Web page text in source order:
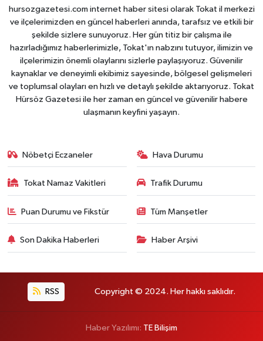
hursozgazetesi.com internet haber sitesi olarak Tokat il merkezi
ve ilçelerimizden en güncel haberleri anında, tarafsız ve etkili bir
şekilde sizlere sunuyoruz. Her gün titiz bir çalışma ile
hazırladığımız haberlerimizle, Tokat'ın nabzını tutuyor, ilimizin ve
ilçelerimizin önemli olaylarını sizlerle paylaşıyoruz. Güvenilir
kaynaklar ve deneyimli ekibimiz sayesinde, bölgesel gelişmeleri
ve toplumsal olayları en hızlı ve detaylı şekilde aktarıyoruz. Tokat
Hürsöz Gazetesi ile her zaman en güncel ve güvenilir habere
ulaşmanın keyfini yaşayın.
Nöbetçi Eczaneler Hava Durumu
Tokat Namaz Vakitleri Trafik Durumu
Puan Durumu ve Fikstür Tüm Manşetler
Son Dakika Haberleri Haber Arşivi
RSS Copyright © 2024. Her hakkı saklıdır.
Haber Yazılımı: TE Bilişim